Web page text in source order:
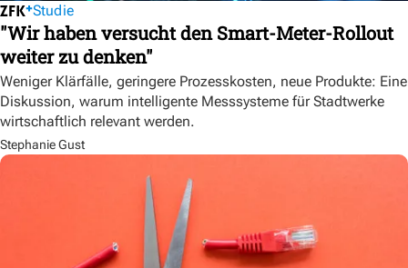
Studie
"Wir haben versucht den Smart-Meter-Rollout
weiter zu denken"
Weniger Klärfälle, geringere Prozesskosten, neue Produkte: Eine
Diskussion, warum intelligente Messsysteme für Stadtwerke
wirtschaftlich relevant werden.
Stephanie Gust